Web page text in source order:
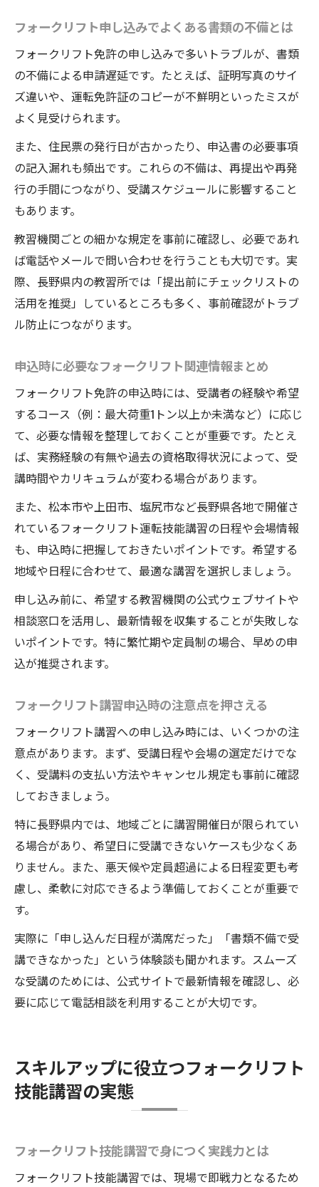
フォークリフト申し込みでよくある書類の不備とは
フォークリフト免許の申し込みで多いトラブルが、書類
の不備による申請遅延です。たとえば、証明写真のサイ
ズ違いや、運転免許証のコピーが不鮮明といったミスが
よく見受けられます。
また、住民票の発行日が古かったり、申込書の必要事項
の記入漏れも頻出です。これらの不備は、再提出や再発
行の手間につながり、受講スケジュールに影響すること
もあります。
教習機関ごとの細かな規定を事前に確認し、必要であれ
ば電話やメールで問い合わせを行うことも大切です。実
際、長野県内の教習所では「提出前にチェックリストの
活用を推奨」しているところも多く、事前確認がトラブ
ル防止につながります。
申込時に必要なフォークリフト関連情報まとめ
フォークリフト免許の申込時には、受講者の経験や希望
するコース（例：最大荷重1トン以上か未満など）に応じ
て、必要な情報を整理しておくことが重要です。たとえ
ば、実務経験の有無や過去の資格取得状況によって、受
講時間やカリキュラムが変わる場合があります。
また、松本市や上田市、塩尻市など長野県各地で開催さ
れているフォークリフト運転技能講習の日程や会場情報
も、申込時に把握しておきたいポイントです。希望する
地域や日程に合わせて、最適な講習を選択しましょう。
申し込み前に、希望する教習機関の公式ウェブサイトや
相談窓口を活用し、最新情報を収集することが失敗しな
いポイントです。特に繁忙期や定員制の場合、早めの申
込が推奨されます。
フォークリフト講習申込時の注意点を押さえる
フォークリフト講習への申し込み時には、いくつかの注
意点があります。まず、受講日程や会場の選定だけでな
く、受講料の支払い方法やキャンセル規定も事前に確認
しておきましょう。
特に長野県内では、地域ごとに講習開催日が限られてい
る場合があり、希望日に受講できないケースも少なくあ
りません。また、悪天候や定員超過による日程変更も考
慮し、柔軟に対応できるよう準備しておくことが重要で
す。
実際に「申し込んだ日程が満席だった」「書類不備で受
講できなかった」という体験談も聞かれます。スムーズ
な受講のためには、公式サイトで最新情報を確認し、必
要に応じて電話相談を利用することが大切です。
スキルアップに役立つフォークリフト
技能講習の実態
フォークリフト技能講習で身につく実践力とは
フォークリフト技能講習では、現場で即戦力となるため